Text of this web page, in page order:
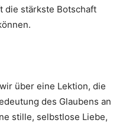
die stärkste Botschaft
über eine Lektion, die
des Glaubens an
stille, selbstlose Liebe,